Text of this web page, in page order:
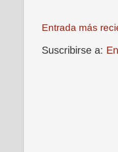
Entrada más
Suscribirse a: